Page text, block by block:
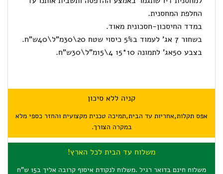
החלפת המחסנית.
במדד החיסכון-חסכונית מאוד.
בשחור 7 אג’ לעמוד ב5% כיסוי שטח 20\30מ”ל\40ש”ח.
בצבע 50אג’ לתמונה 10*15 4\15מ”ל\30ש”ח.
קניה ללא סיכון
אפס תקלות,אחריות עד הבית,תמיכה טכנית מקצועית והחזר כספי מלא
במקרה הצורך.
משלוח עד הבית לכל הארץ!
משלוח חינם בדואר רגיל .משלוח לנקודת איסוף קרובה אליך ב15 ש"ח